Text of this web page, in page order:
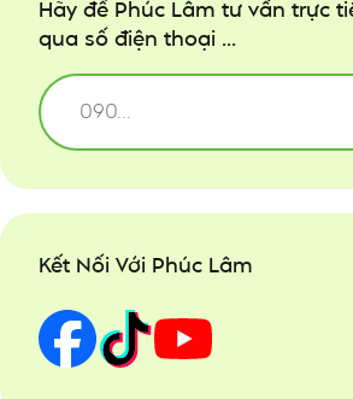
Hãy để Phúc Lâm tư vấn trực
qua số điện thoại ...
Kết Nối Với Phúc Lâm